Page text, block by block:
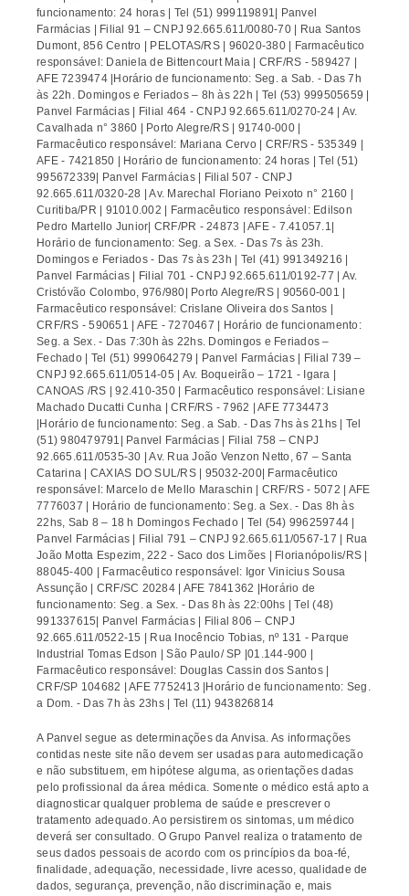
funcionamento: 24 horas | Tel (51) 999119891| Panvel
Farmácias | Filial 91 – CNPJ 92.665.611/0080-70 | Rua Santos
Dumont, 856 Centro | PELOTAS/RS | 96020-380 | Farmacêutico
responsável: Daniela de Bittencourt Maia | CRF/RS - 589427 |
AFE 7239474 |Horário de funcionamento: Seg. a Sab. - Das 7h
às 22h. Domingos e Feriados – 8h às 22h | Tel (53) 999505659 |
Panvel Farmácias | Filial 464 - CNPJ 92.665.611/0270-24 | Av.
Cavalhada n° 3860 | Porto Alegre/RS | 91740-000 |
Farmacêutico responsável: Mariana Cervo | CRF/RS - 535349 |
AFE - 7421850 | Horário de funcionamento: 24 horas | Tel (51)
995672339| Panvel Farmácias | Filial 507 - CNPJ
92.665.611/0320-28 | Av. Marechal Floriano Peixoto n° 2160 |
Curitiba/PR | 91010.002 | Farmacêutico responsável: Edilson
Pedro Martello Junior| CRF/PR - 24873 | AFE - 7.41057.1|
Horário de funcionamento: Seg. a Sex. - Das 7s às 23h.
Domingos e Feriados - Das 7s às 23h | Tel (41) 991349216 |
Panvel Farmácias | Filial 701 - CNPJ 92.665.611/0192-77 | Av.
Cristóvão Colombo, 976/980| Porto Alegre/RS | 90560-001 |
Farmacêutico responsável: Crislane Oliveira dos Santos |
CRF/RS - 590651 | AFE - 7270467 | Horário de funcionamento:
Seg. a Sex. - Das 7:30h às 22hs. Domingos e Feriados –
Fechado | Tel (51) 999064279 | Panvel Farmácias | Filial 739 –
CNPJ 92.665.611/0514-05 | Av. Boqueirão – 1721 - Igara |
CANOAS /RS | 92.410-350 | Farmacêutico responsável: Lisiane
Machado Ducatti Cunha | CRF/RS - 7962 | AFE 7734473
|Horário de funcionamento: Seg. a Sab. - Das 7hs às 21hs | Tel
(51) 980479791| Panvel Farmácias | Filial 758 – CNPJ
92.665.611/0535-30 | Av. Rua João Venzon Netto, 67 – Santa
Catarina | CAXIAS DO SUL/RS | 95032-200| Farmacêutico
responsável: Marcelo de Mello Maraschin | CRF/RS - 5072 | AFE
7776037 | Horário de funcionamento: Seg. a Sex. - Das 8h às
22hs, Sab 8 – 18 h Domingos Fechado | Tel (54) 996259744 |
Panvel Farmácias | Filial 791 – CNPJ 92.665.611/0567-17 | Rua
João Motta Espezim, 222 - Saco dos Limões | Florianópolis/RS |
88045-400 | Farmacêutico responsável: Igor Vinicius Sousa
Assunção | CRF/SC 20284 | AFE 7841362 |Horário de
funcionamento: Seg. a Sex. - Das 8h às 22:00hs | Tel (48)
991337615| Panvel Farmácias | Filial 806 – CNPJ
92.665.611/0522-15 | Rua Inocêncio Tobias, nº 131 - Parque
Industrial Tomas Edson | São Paulo/ SP |01.144-900 |
Farmacêutico responsável: Douglas Cassin dos Santos |
CRF/SP 104682 | AFE 7752413 |Horário de funcionamento: Seg.
a Dom. - Das 7h às 23hs | Tel (11) 943826814
A Panvel segue as determinações da Anvisa. As informações
contidas neste site não devem ser usadas para automedicação
e não substituem, em hipótese alguma, as orientações dadas
pelo profissional da área médica. Somente o médico está apto a
diagnosticar qualquer problema de saúde e prescrever o
tratamento adequado. Ao persistirem os sintomas, um médico
deverá ser consultado. O Grupo Panvel realiza o tratamento de
seus dados pessoais de acordo com os princípios da boa-fé,
finalidade, adequação, necessidade, livre acesso, qualidade de
dados, segurança, prevenção, não discriminação e, mais